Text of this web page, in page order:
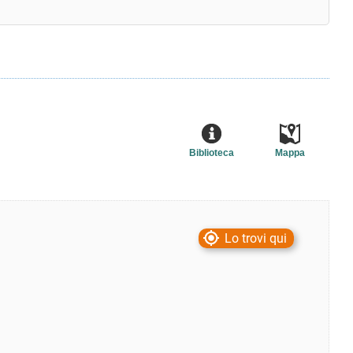
Mappa
Biblioteca
Lo trovi qui